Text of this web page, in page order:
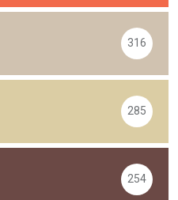
316
285
254